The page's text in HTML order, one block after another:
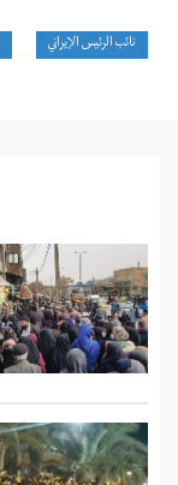
نائب الرئيس الإيراني